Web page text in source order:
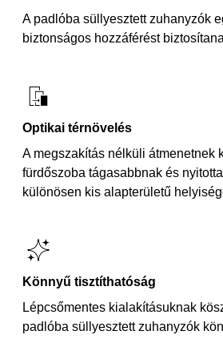
A padlóba süllyesztett zuhanyzók
biztonságos hozzáférést
Optikai térnövelés
A megszakítás nélküli átmenetnek
fürdőszoba tágasabbnak és
különösen kis alapterületű
Könnyű tisztíthatóság
Lépcsőmentes kialakításuknak
padlóba süllyesztett zuhanyzók